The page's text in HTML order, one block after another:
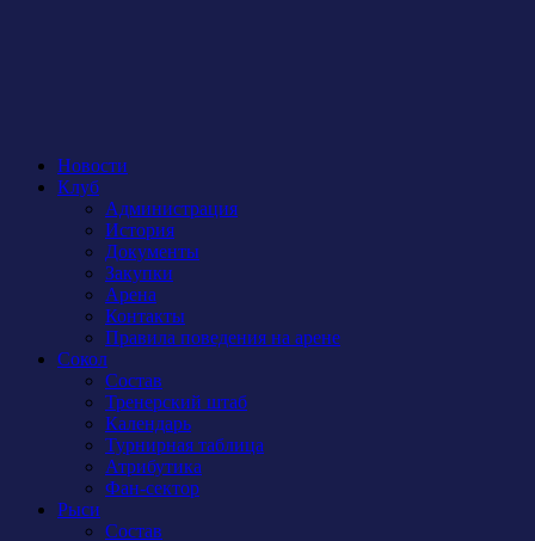
Новости
Клуб
Администрация
История
Документы
Закупки
Арена
Контакты
Правила поведения на арене
Сокол
Состав
Тренерский штаб
Календарь
Турнирная таблица
Атрибутика
Фан-сектор
Рыси
Состав